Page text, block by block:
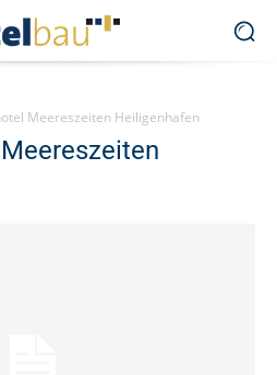
Meereszeiten Heiligenhafen